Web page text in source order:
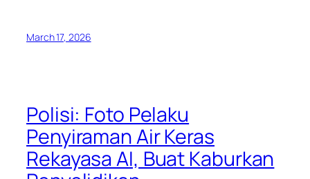
March 17, 2026
Polisi: Foto Pelaku
Penyiraman Air Keras
Rekayasa AI, Buat Kaburkan